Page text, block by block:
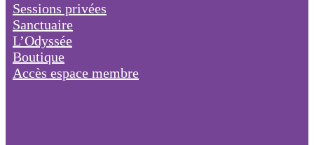
Sessions privées
Sanctuaire
L’Odyssée
Boutique
Accès espace membre